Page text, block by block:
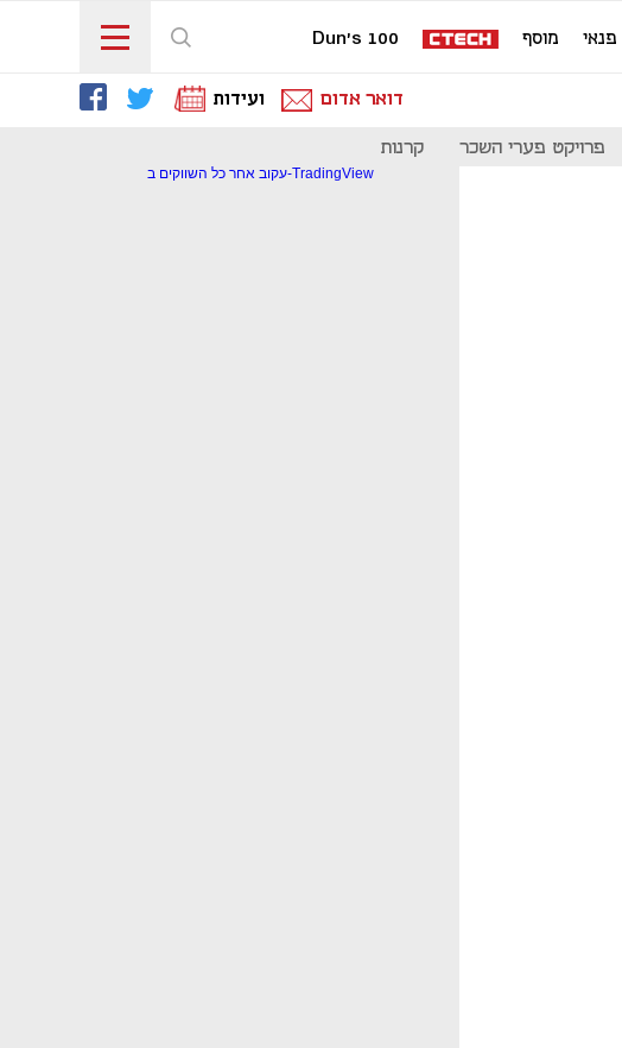
פנאי מוסף Dun's 100
דואר אדום ועידות
פרויקט פערי השכר קרנות
עקוב אחר כל השווקים ב-TradingView